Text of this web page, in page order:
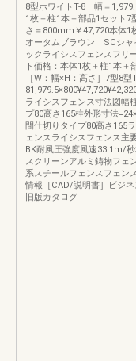
8型ホワイトT-8 幅＝
1枚＋柱1本＋部品1セッ
さ＝800mm￥47,720本体1
オータムブラウン SCシ
ックライシスフェンスフリ
ト価格：本体1枚＋柱1本
［W：幅×H：高さ］7型8
ライシスフェンス寸法図幅
プ80高さ165柱外形寸法
間仕切りタイプ80高さ165
ェンスライシスフェンス
BK耐風圧強度風速33.1m/
スクリーンアルミ鋳物フェ
系スチールフェンスフェン
情報［CAD/説明書］ビジ
旧版カタログ